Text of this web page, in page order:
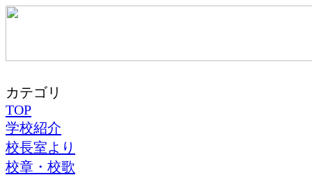
カテゴリ
TOP
学校紹介
校長室より
校章・校歌